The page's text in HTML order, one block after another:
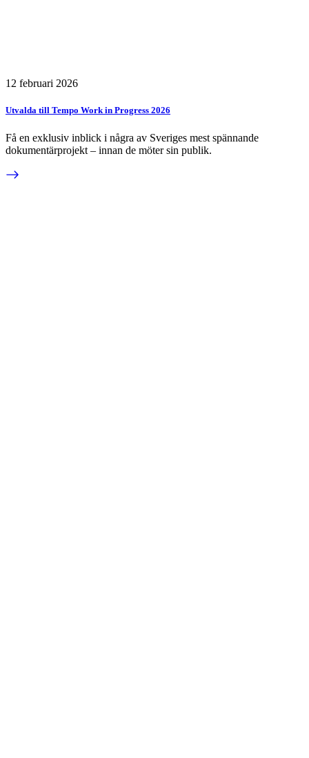
12 februari 2026
Utvalda till Tempo Work in Progress 2026
Få en exklusiv inblick i några av Sveriges mest spännande
dokumentärprojekt – innan de möter sin publik.